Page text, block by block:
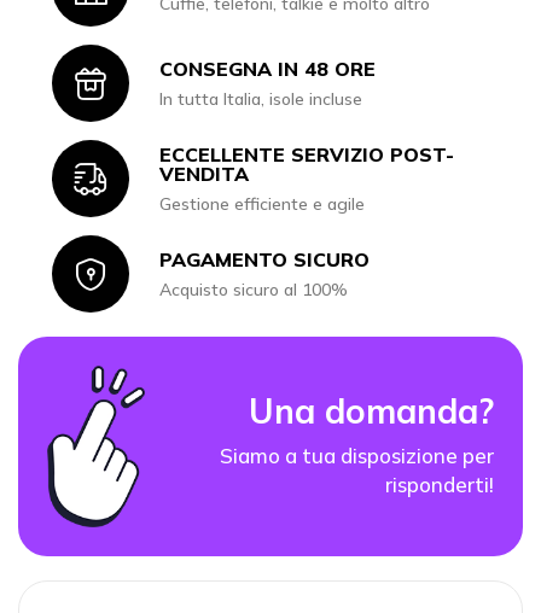
IconCONSEGNA IN 48 ORE
In tutta Italia, isole incluse
Icon
ECCELLENTE SERVIZIO POST-
VENDITA
Gestione efficiente e agile
IconPAGAMENTO SICURO
Acquisto sicuro al 100%
Una domanda?
Siamo a tua disposizione per
risponderti!